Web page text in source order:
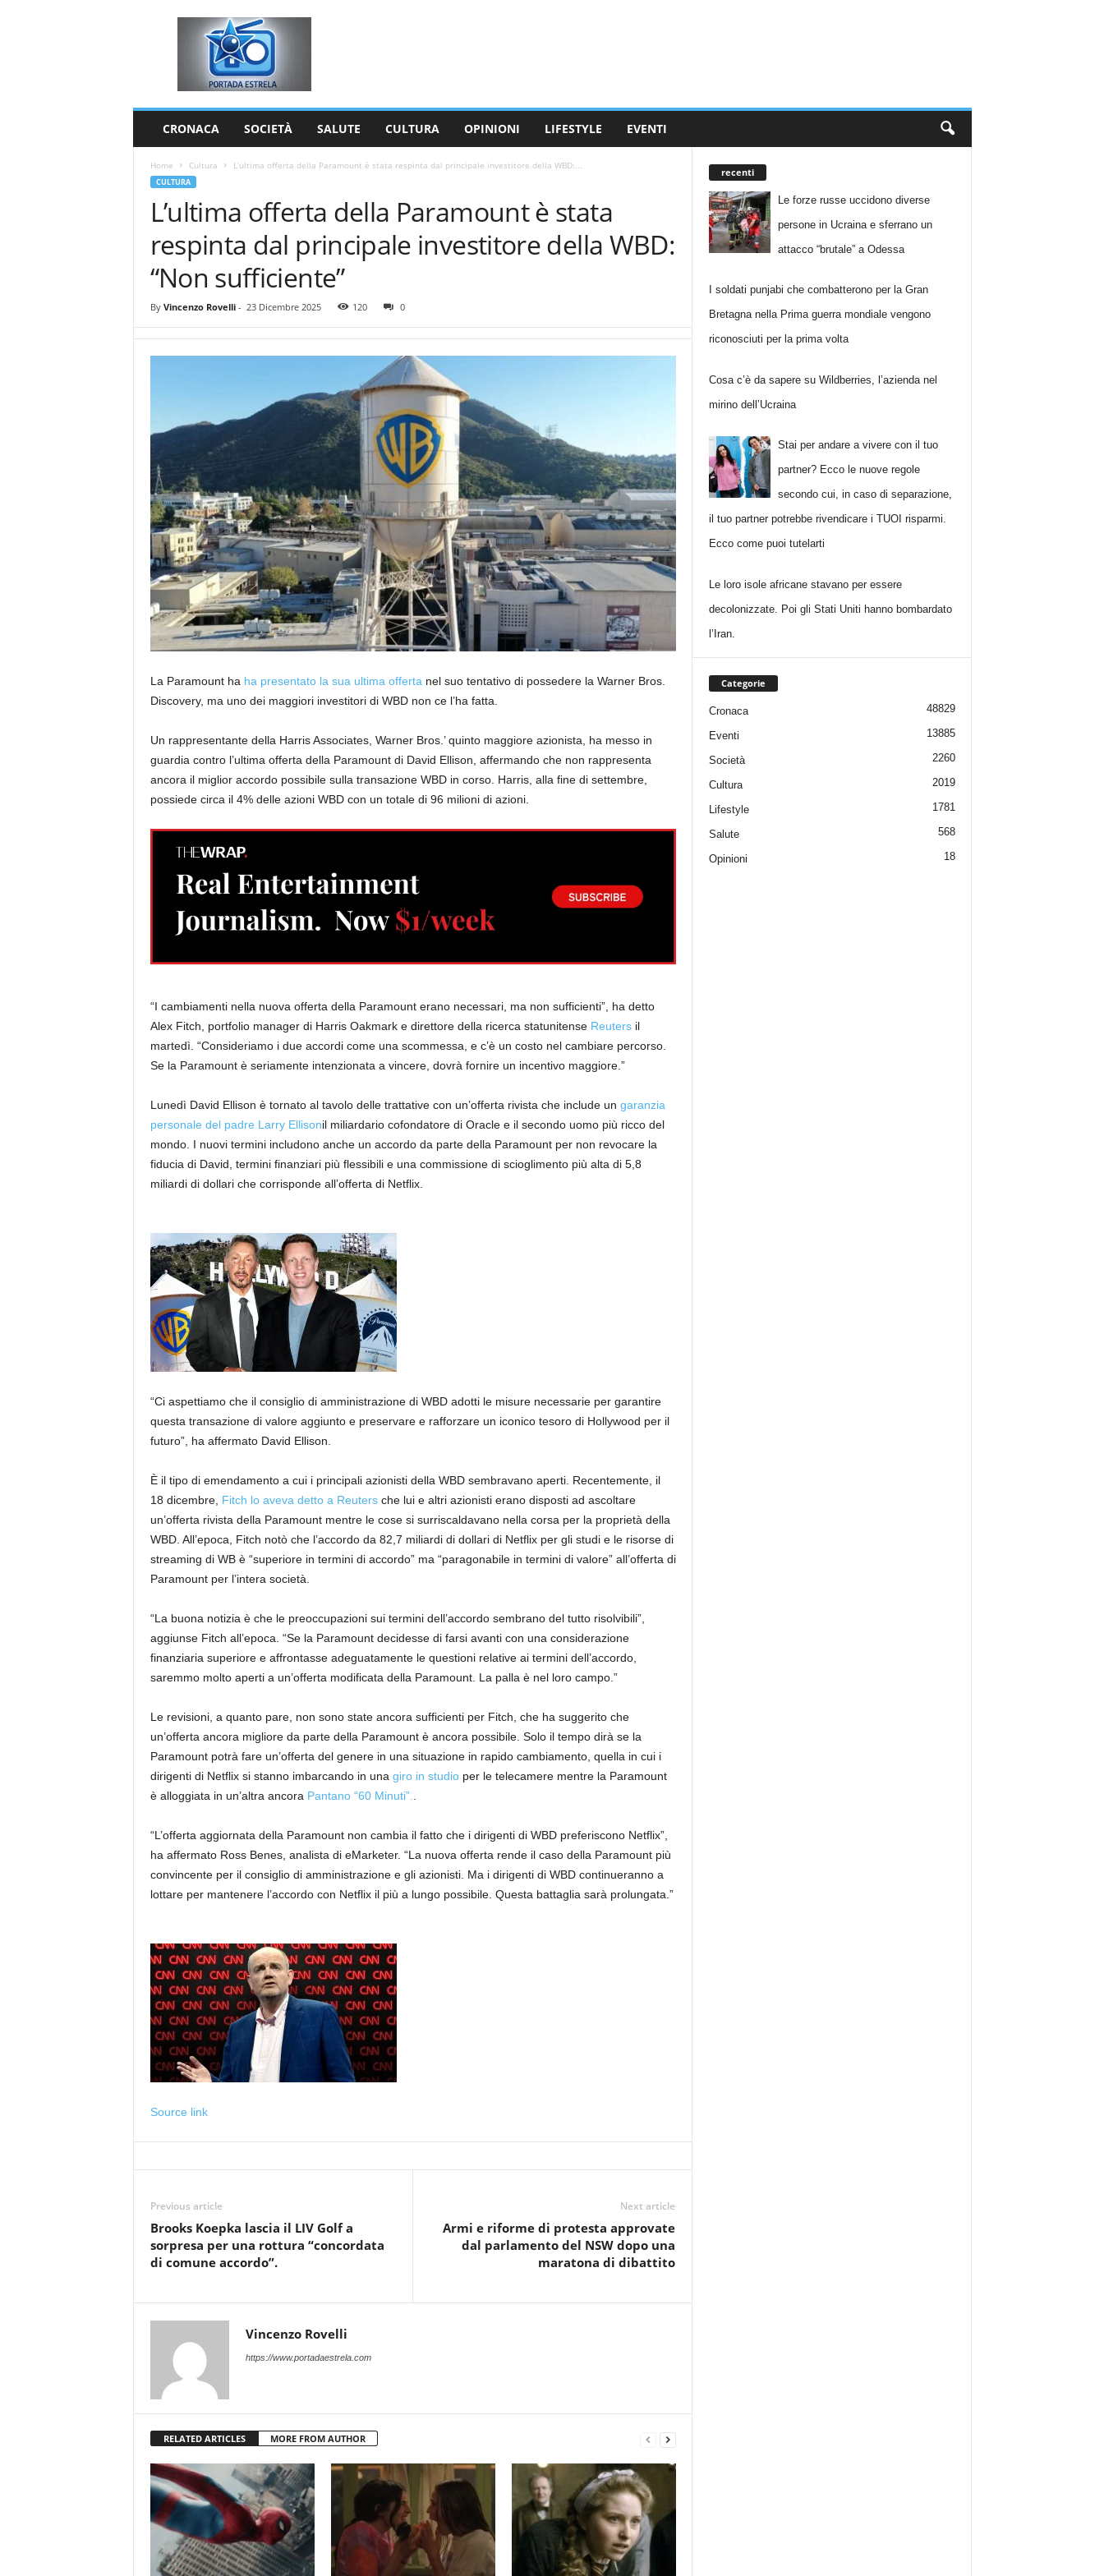
CRONACA SOCIETÀ SALUTE CULTURA OPINIONI LIFESTYLE EVENTI
Home Cultura L’ultima offerta della Paramount è stata respinta dal principale investitore della WBD:...
CULTURA
L’ultima offerta della Paramount è stata
respinta dal principale investitore della WBD:
“Non sufficiente”
By Vincenzo Rovelli- 23 Dicembre 2025 120 0
La Paramount ha ha presentato la sua ultima offertanel suo tentativo di possedere la Warner Bros.
Discovery, ma uno dei maggiori investitori di WBD non ce l’ha fatta.
Un rappresentante della Harris Associates, Warner Bros.’ quinto maggiore azionista, ha messo in
guardia contro l’ultima offerta della Paramount di David Ellison, affermando che non rappresenta
ancora il miglior accordo possibile sulla transazione WBD in corso. Harris, alla fine di settembre,
possiede circa il 4% delle azioni WBD con un totale di 96 milioni di azioni.
“I cambiamenti nella nuova offerta della Paramount erano necessari, ma non sufficienti”, ha detto
Alex Fitch, portfolio manager di Harris Oakmark e direttore della ricerca statunitense Reutersil
martedì. “Consideriamo i due accordi come una scommessa, e c’è un costo nel cambiare percorso.
Se la Paramount è seriamente intenzionata a vincere, dovrà fornire un incentivo maggiore.”
Lunedì David Ellison è tornato al tavolo delle trattative con un’offerta rivista che include un garanzia
personale del padre Larry Ellisonil miliardario cofondatore di Oracle e il secondo uomo più ricco del
mondo. I nuovi termini includono anche un accordo da parte della Paramount per non revocare la
fiducia di David, termini finanziari più flessibili e una commissione di scioglimento più alta di 5,8
miliardi di dollari che corrisponde all’offerta di Netflix.
“Ci aspettiamo che il consiglio di amministrazione di WBD adotti le misure necessarie per garantire
questa transazione di valore aggiunto e preservare e rafforzare un iconico tesoro di Hollywood per il
futuro”, ha affermato David Ellison.
È il tipo di emendamento a cui i principali azionisti della WBD sembravano aperti. Recentemente, il
18 dicembre, Fitch lo aveva detto a Reutersche lui e altri azionisti erano disposti ad ascoltare
un’offerta rivista della Paramount mentre le cose si surriscaldavano nella corsa per la proprietà della
WBD. All’epoca, Fitch notò che l’accordo da 82,7 miliardi di dollari di Netflix per gli studi e le risorse di
streaming di WB è “superiore in termini di accordo” ma “paragonabile in termini di valore” all’offerta di
Paramount per l’intera società.
“La buona notizia è che le preoccupazioni sui termini dell’accordo sembrano del tutto risolvibili”,
aggiunse Fitch all’epoca. “Se la Paramount decidesse di farsi avanti con una considerazione
finanziaria superiore e affrontasse adeguatamente le questioni relative ai termini dell’accordo,
saremmo molto aperti a un’offerta modificata della Paramount. La palla è nel loro campo.”
Le revisioni, a quanto pare, non sono state ancora sufficienti per Fitch, che ha suggerito che
un’offerta ancora migliore da parte della Paramount è ancora possibile. Solo il tempo dirà se la
Paramount potrà fare un’offerta del genere in una situazione in rapido cambiamento, quella in cui i
dirigenti di Netflix si stanno imbarcando in una giro in studioper le telecamere mentre la Paramount
è alloggiata in un’altra ancora Pantano “60 Minuti”..
“L’offerta aggiornata della Paramount non cambia il fatto che i dirigenti di WBD preferiscono Netflix”,
ha affermato Ross Benes, analista di eMarketer. “La nuova offerta rende il caso della Paramount più
convincente per il consiglio di amministrazione e gli azionisti. Ma i dirigenti di WBD continueranno a
lottare per mantenere l’accordo con Netflix il più a lungo possibile. Questa battaglia sarà prolungata.”
Source link
Previous article
Brooks Koepka lascia il LIV Golf a
sorpresa per una rottura “concordata
di comune accordo”.
Next article
Armi e riforme di protesta approvate
dal parlamento del NSW dopo una
maratona di dibattito
Vincenzo Rovelli
https://www.portadaestrela.com
RELATED ARTICLES MORE FROM AUTHOR
recenti
Le forze russe uccidono diverse
persone in Ucraina e sferrano un
attacco “brutale” a Odessa
I soldati punjabi che combatterono per la Gran
Bretagna nella Prima guerra mondiale vengono
riconosciuti per la prima volta
Cosa c’è da sapere su Wildberries, l’azienda nel
mirino dell’Ucraina
Stai per andare a vivere con il tuo
partner? Ecco le nuove regole
secondo cui, in caso di separazione,
il tuo partner potrebbe rivendicare i TUOI risparmi.
Ecco come puoi tutelarti
Le loro isole africane stavano per essere
decolonizzate. Poi gli Stati Uniti hanno bombardato
l’Iran.
Categorie
Cronaca 48829
Eventi 13885
Società 2260
Cultura 2019
Lifestyle 1781
Salute 568
Opinioni 18